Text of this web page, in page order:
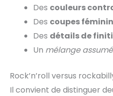
Des couleurs
Des coupes
Des détails de
Un mélange assumé
Rock’n’roll versus
Il convient de distinguer